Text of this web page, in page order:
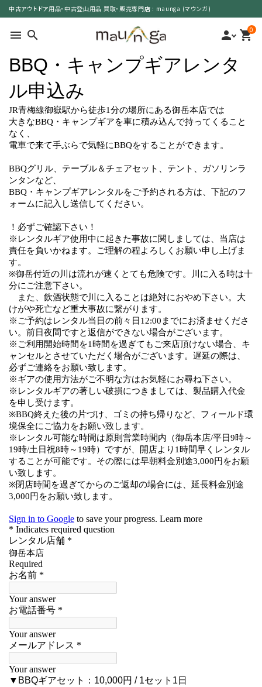
中古アウトドア用品・中古登山用品 買取・販売専門店 : maunga (マウンガ)
menu search person 0
shopping_cart
search
カテゴリーで選ぶ
サイズで選ぶ
特集で選ぶ
価格で選ぶ
買取案内
レンタル・修理
店舗情報
POLICY
INFORMATION
ACCOUNT MENU
ようこそ ゲスト 様
meeting_room ログイン person 新規会員登録